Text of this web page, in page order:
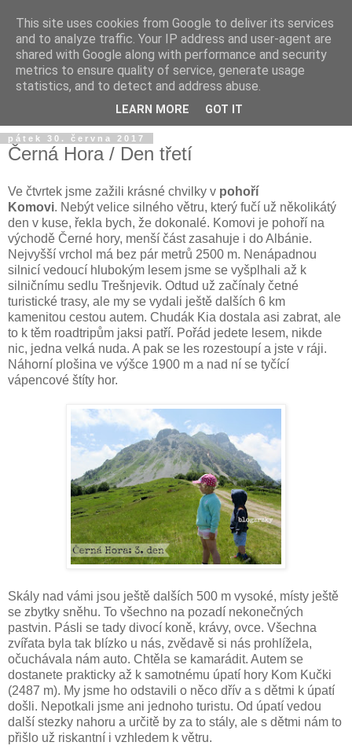
pátek 30. června 2017
Černá Hora / Den třetí
Ve čtvrtek jsme zažili krásné chvilky v pohoří
Komovi. Nebýt velice silného větru, který fučí už několikátý
den v kuse, řekla bych, že dokonalé. Komovi je pohoří na
východě Černé hory, menší část zasahuje i do Albánie.
Nejvyšší vrchol má bez pár metrů 2500 m. Nenápadnou
silnicí vedoucí hlubokým lesem jsme se vyšplhali až k
silničnímu sedlu Trešnjevik. Odtud už začínaly četné
turistické trasy, ale my se vydali ještě dalších 6 km
kamenitou cestou autem. Chudák Kia dostala asi zabrat, ale
to k těm roadtripům jaksi patří. Pořád jedete lesem, nikde
nic, jedna velká nuda. A pak se les rozestoupí a jste v ráji.
Náhorní plošina ve výšce 1900 m a nad ní se tyčící
vápencové štíty hor.
Skály nad vámi jsou ještě dalších 500 m vysoké, místy ještě
se zbytky sněhu. To všechno na pozadí nekonečných
pastvin. Pásli se tady divocí koně, krávy, ovce. Všechna
zvířata byla tak blízko u nás, zvědavě si nás prohlížela,
očuchávala nám auto. Chtěla se kamarádit. Autem se
dostanete prakticky až k samotnému úpatí hory Kom Kučki
(2487 m). My jsme ho odstavili o něco dřív a s dětmi k úpatí
došli. Nepotkali jsme ani jednoho turistu. Od úpatí vedou
další stezky nahoru a určitě by za to stály, ale s dětmi nám to
přišlo už riskantní i vzhledem k větru.
This site uses cookies from Google to deliver its services
and to analyze traffic. Your IP address and user-agent are
shared with Google along with performance and security
metrics to ensure quality of service, generate usage
statistics, and to detect and address abuse.
LEARN MORE GOT IT